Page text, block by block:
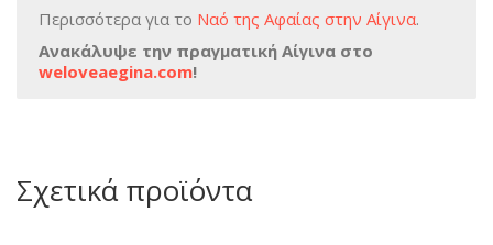
Περισσότερα για το Ναό της Αφαίας στην Αίγινα.
Ανακάλυψε την πραγματική Αίγινα στο
weloveaegina.com!
Σχετικά προϊόντα